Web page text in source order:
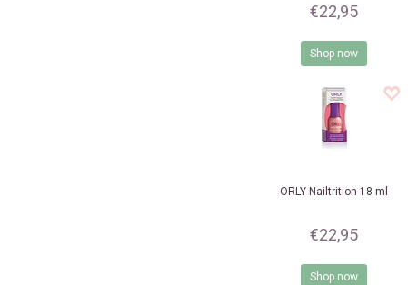
€22,95
Shop now
ORLYNailtrition 18 ml
€22,95
Shop now